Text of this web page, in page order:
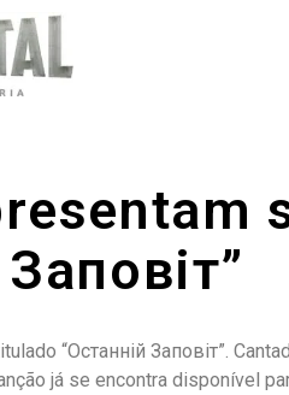
“Останній Заповіт”.
já se encontra disponível